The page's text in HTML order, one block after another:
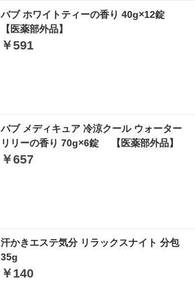
バブ ホワイトティーの香り 40g×12錠
【医薬部外品】
￥591
バブ メディキュア 冷涼クール ウォーター
リリーの香り 70g×6錠 【医薬部外品】
￥657
汗かきエステ気分 リラックスナイト 分包
35g
￥140